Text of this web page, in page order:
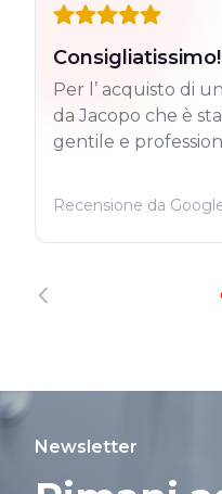
Consigliatissimo!
Per l’ acquisto di
da Jacopo che è
gentile e
Recensione da
Newsletter